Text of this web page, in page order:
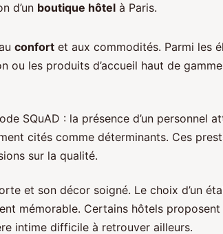
d’un boutique hôtel à Paris.
confort et aux commodités. Parmi les
ou les produits d’accueil haut de
SQuAD : la présence d’un personnel
cités comme déterminants. Ces
sur la qualité.
et son décor soigné. Le choix d’un
mémorable. Certains hôtels
intime difficile à retrouver ailleurs.